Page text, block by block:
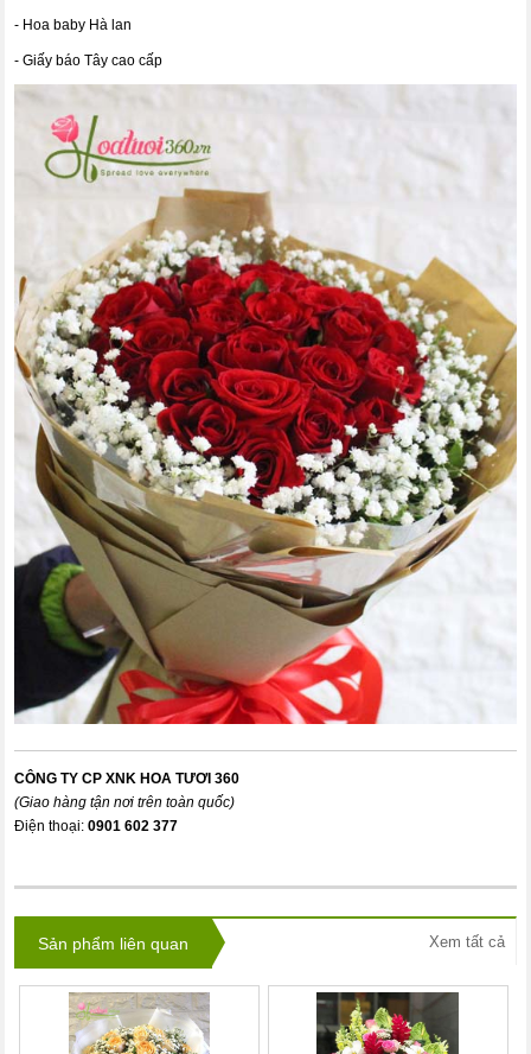
- Hoa baby Hà lan
- Giấy báo Tây cao cấp
CÔNG TY CP XNK HOA TƯƠI 360
(Giao hàng tận nơi trên toàn quốc)
Điện thoại:0901 602 377
Sản phẩm liên quan Xem tất cả